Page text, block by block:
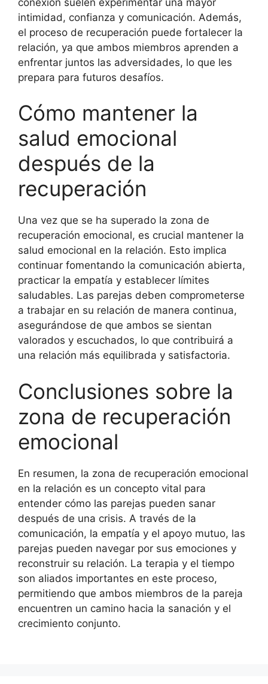
intimidad, confianza y comunicación. Además,
el proceso de recuperación puede fortalecer la
relación, ya que ambos miembros aprenden a
enfrentar juntos las adversidades, lo que les
prepara para futuros desafíos.
Cómo mantener la
salud emocional
después de la
recuperación
Una vez que se ha superado la zona de
recuperación emocional, es crucial mantener la
salud emocional en la relación. Esto implica
continuar fomentando la comunicación abierta,
practicar la empatía y establecer límites
saludables. Las parejas deben comprometerse
a trabajar en su relación de manera continua,
asegurándose de que ambos se sientan
valorados y escuchados, lo que contribuirá a
una relación más equilibrada y satisfactoria.
Conclusiones sobre la
zona de recuperación
emocional
En resumen, la zona de recuperación emocional
en la relación es un concepto vital para
entender cómo las parejas pueden sanar
después de una crisis. A través de la
comunicación, la empatía y el apoyo mutuo, las
parejas pueden navegar por sus emociones y
reconstruir su relación. La terapia y el tiempo
son aliados importantes en este proceso,
permitiendo que ambos miembros de la pareja
encuentren un camino hacia la sanación y el
crecimiento conjunto.